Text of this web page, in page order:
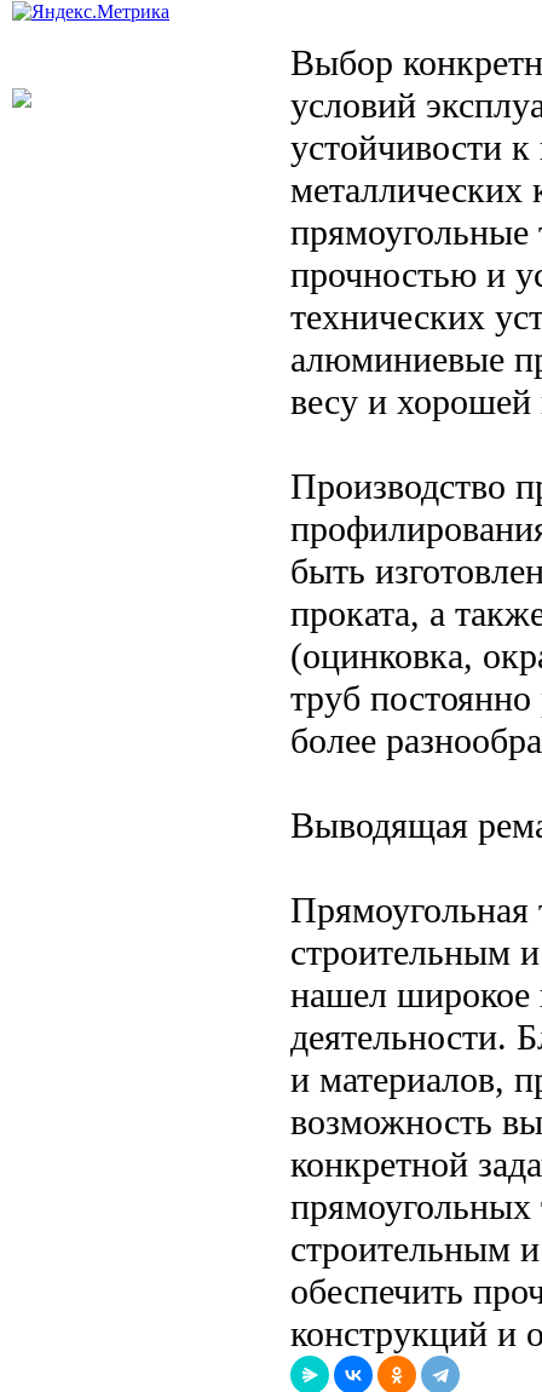
Выбор
условий
устойчивости
металлических
прямоугольные
прочностью и
технических
алюминиевые
весу и хорошей
Производство
быть
проката, а
(оцинковка,
труб
более
Выводящая
Прямоугольная
строительным
нашел широкое
деятельности.
и материалов,
возможность
конкретной
строительным
обеспечить
конструкций и